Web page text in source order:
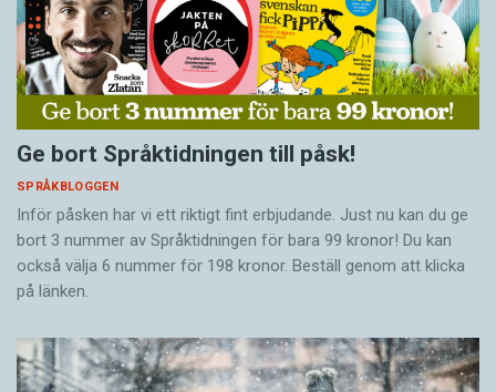
Ge bort Språktidningen till påsk!
SPRÅKBLOGGEN
Inför påsken har vi ett riktigt fint erbjudande. Just nu kan du ge
bort 3 nummer av Språktidningen för bara 99 kronor! Du kan
också välja 6 nummer för 198 kronor. Beställ genom att klicka
på länken.